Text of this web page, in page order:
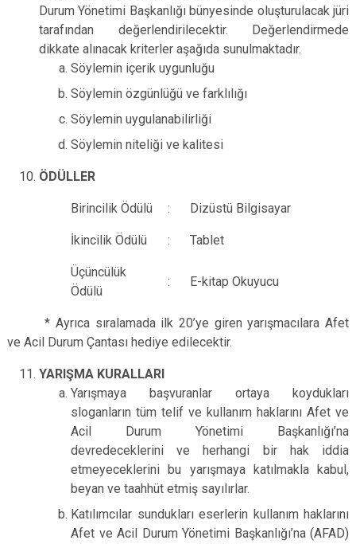
Durum Yönetimi Başkanlığı bünyesinde oluşturulacak jüri
tarafından değerlendirilecektir. Değerlendirmede
dikkate alınacak kriterler aşağıda sunulmaktadır.
Söylemin içerik uygunluğu
Söylemin özgünlüğü ve farklılığı
Söylemin uygulanabilirliği
Söylemin niteliği ve kalitesi
ÖDÜLLER
Birincilik Ödülü : Dizüstü Bilgisayar
İkincilik Ödülü : Tablet
Üçüncülük
Ödülü
: E-kitap Okuyucu
* Ayrıca sıralamada ilk 20’ye giren yarışmacılara Afet
ve Acil Durum Çantası hediye edilecektir.
YARIŞMA KURALLARI
Yarışmaya başvuranlar ortaya koydukları
sloganların tüm telif ve kullanım haklarını Afet ve
Acil Durum Yönetimi Başkanlığı’na
devredeceklerini ve herhangi bir hak iddia
etmeyeceklerini bu yarışmaya katılmakla kabul,
beyan ve taahhüt etmiş sayılırlar.
Katılımcılar sundukları eserlerin kullanım haklarını
Afet ve Acil Durum Yönetimi Başkanlığı’na (AFAD)